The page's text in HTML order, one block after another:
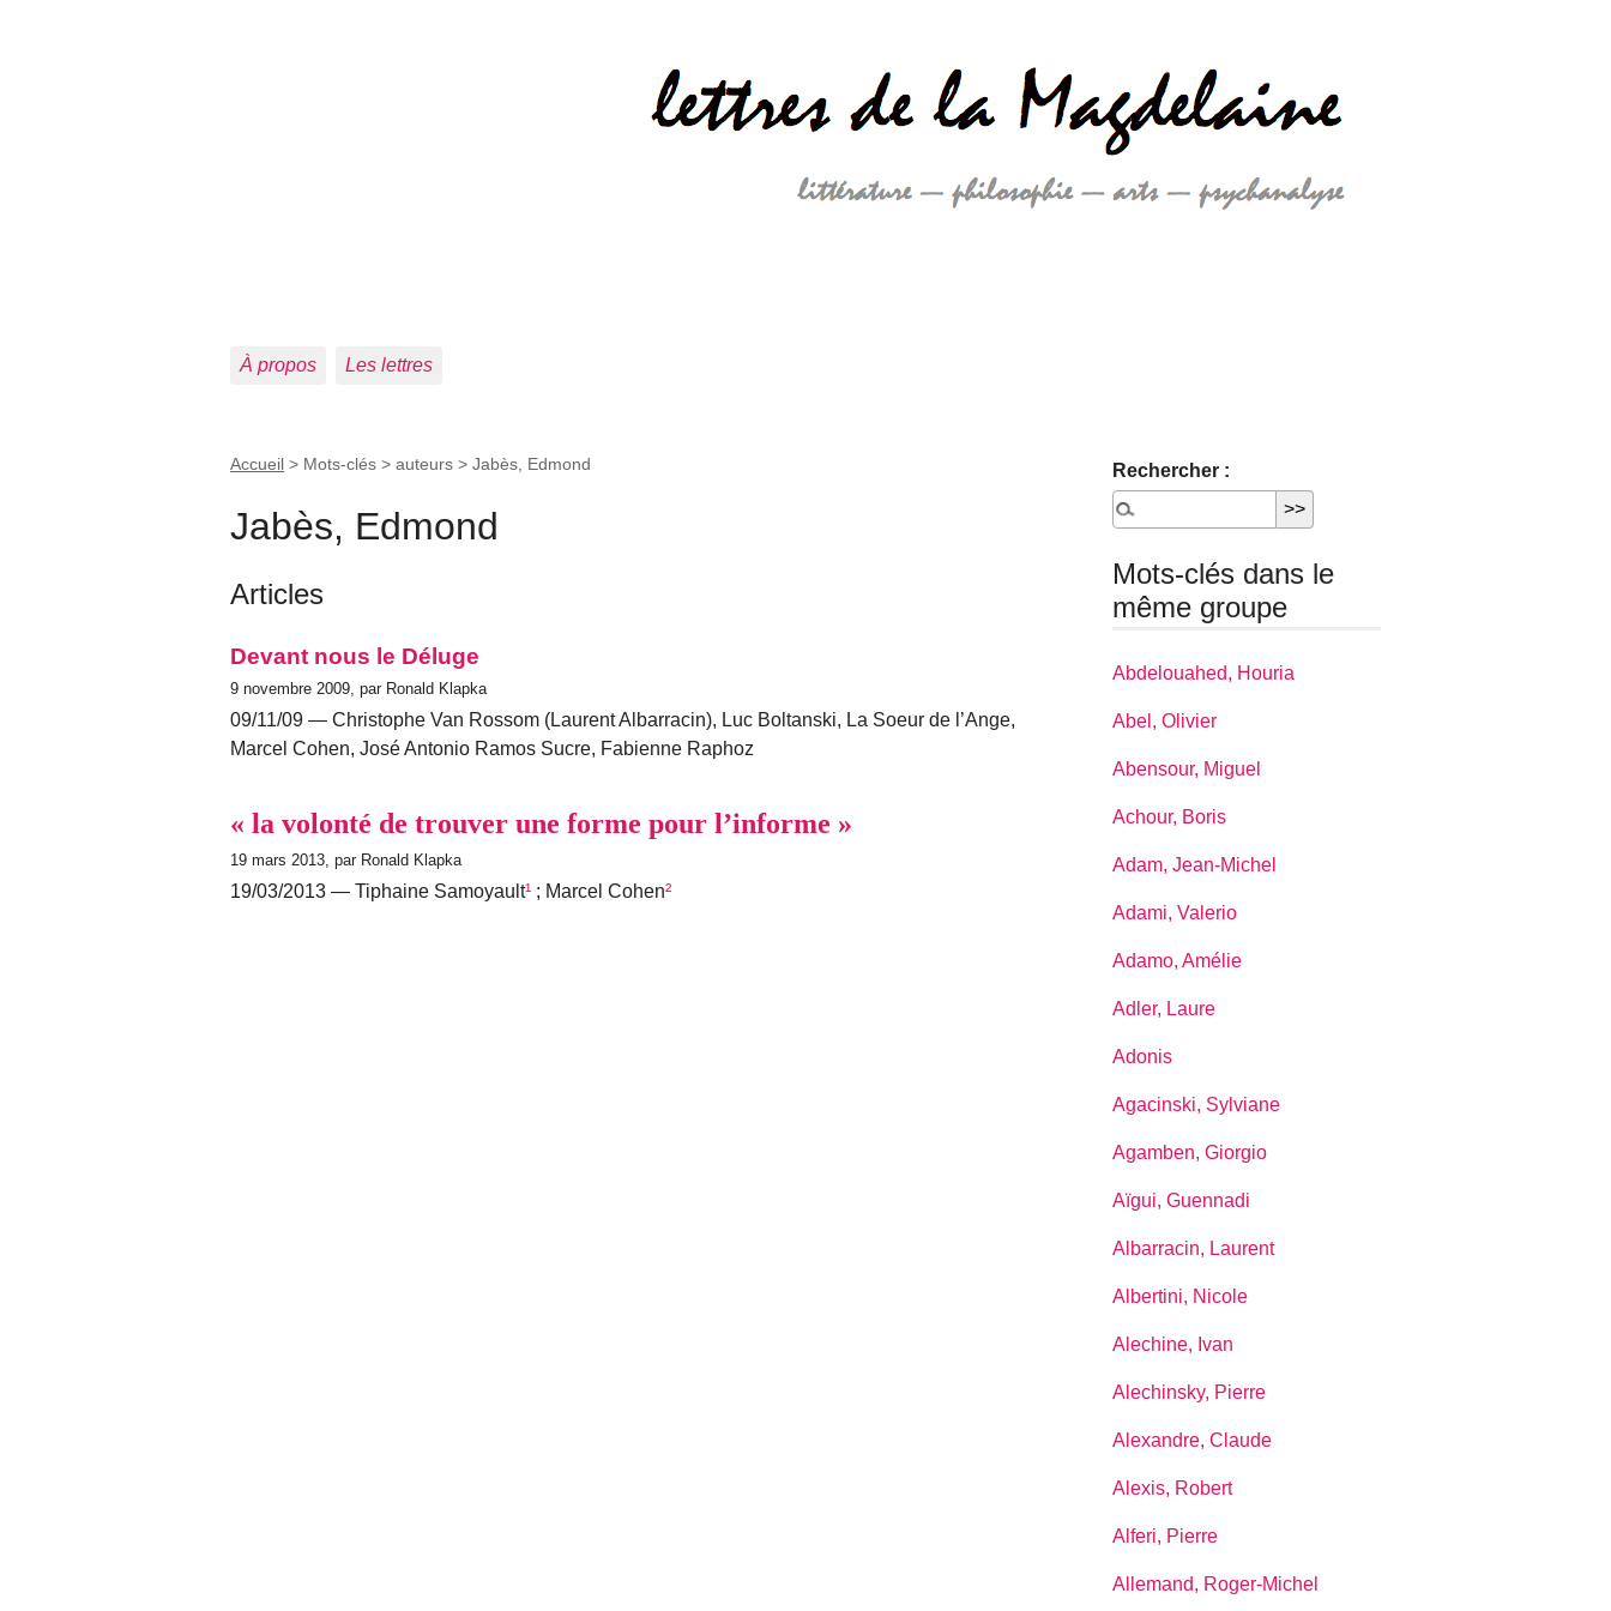
À propos Les lettres
Accueil > Mots-clés > auteurs > Jabès, Edmond
Jabès, Edmond
Articles
Devant nous le Déluge
9 novembre 2009, par Ronald Klapka
09/11/09 — Christophe Van Rossom (Laurent Albarracin), Luc Boltanski, La Soeur de l’Ange,
Marcel Cohen, José Antonio Ramos Sucre, Fabienne Raphoz
« la volonté de trouver une forme pour l’informe »
19 mars 2013, par Ronald Klapka
19/03/2013 — Tiphaine Samoyault¹ ; Marcel Cohen²
Rechercher :
Mots-clés dans le
même groupe
Abdelouahed, Houria
Abel, Olivier
Abensour, Miguel
Achour, Boris
Adam, Jean-Michel
Adami, Valerio
Adamo, Amélie
Adler, Laure
Adonis
Agacinski, Sylviane
Agamben, Giorgio
Aïgui, Guennadi
Albarracin, Laurent
Albertini, Nicole
Alechine, Ivan
Alechinsky, Pierre
Alexandre, Claude
Alexis, Robert
Alferi, Pierre
Allemand, Roger-Michel